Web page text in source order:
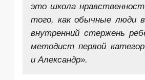
это школа
того, как обычные люди
внутренний стержень
методист первой
и Александр».